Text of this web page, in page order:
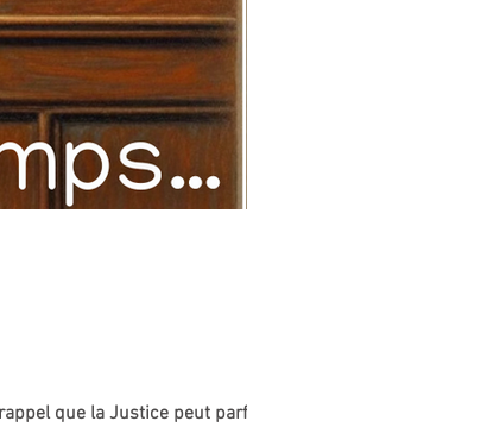
que la Justice peut parfois...